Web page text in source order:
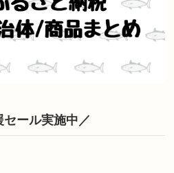
ール実施中／